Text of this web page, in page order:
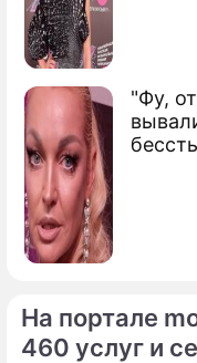
"Фу,
На портале
460 услуг и